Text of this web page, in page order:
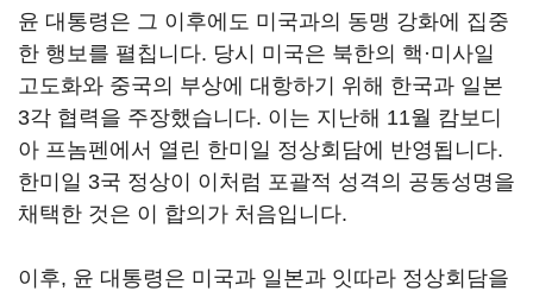
윤 대통령은 그 이후에도 미국과의 동맹 강화에 집중
한 행보를 펼칩니다. 당시 미국은 북한의 핵·미사일
고도화와 중국의 부상에 대항하기 위해 한국과 일본
3각 협력을 주장했습니다. 이는 지난해 11월 캄보디
아 프놈펜에서 열린 한미일 정상회담에 반영됩니다.
한미일 3국 정상이 이처럼 포괄적 성격의 공동성명을
채택한 것은 이 합의가 처음입니다.
이후, 윤 대통령은 미국과 일본과 잇따라 정상회담을